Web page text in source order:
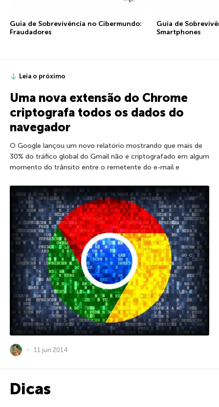
Guia de Sobrevivência no Cibermundo:
Fraudadores
Guia de
Smartphones
Leia o próximo
Uma nova extensão do Chrome
criptografa todos os dados do
navegador
O Google lançou um novo relatório mostrando que mais de
30% do tráfico global do Gmail não é criptografado em algum
momento do trânsito entre o remetente do e-mail e
11 jun 2014
Dicas